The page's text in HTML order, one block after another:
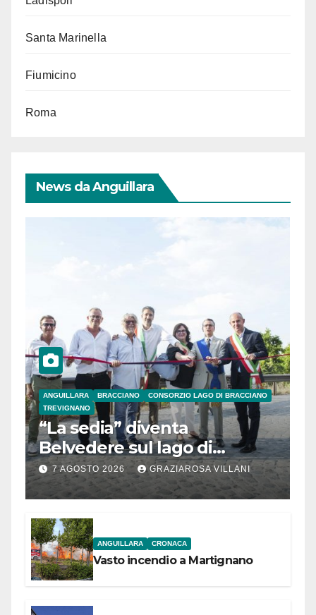
Santa Marinella
Fiumicino
Roma
News da Anguillara
ANGUILLARA BRACCIANO
CONSORZIO LAGO DI BRACCIANO
TREVIGNANO
“La sedia” diventa
Belvedere sul lago di
Bracciano: ieri
l’inaugurazione
7 AGOSTO 2026 GRAZIAROSA VILLANI
ANGUILLARA CRONACA
Vasto incendio a Martignano